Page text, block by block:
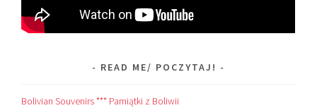
READ ME/ POCZYTAJ!
Bolivian Souvenirs *** Pamiątki z Boliwii